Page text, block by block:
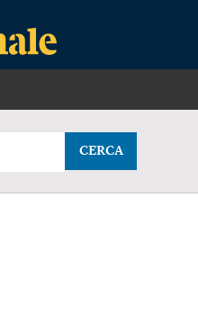
CERCA